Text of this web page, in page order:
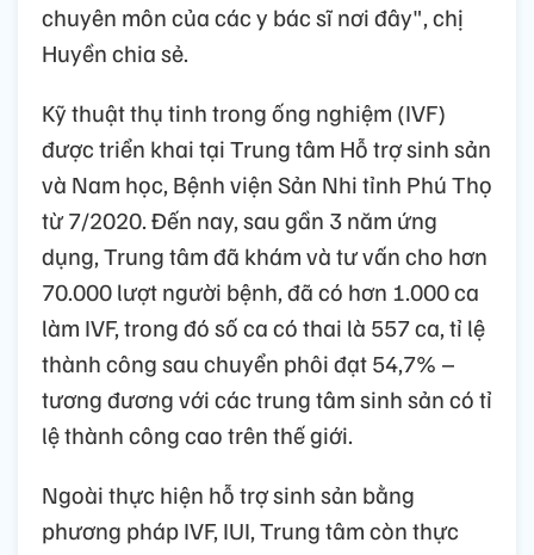
chuyên môn của các y bác sĩ nơi đây", chị
Huyền chia sẻ.
Kỹ thuật thụ tinh trong ống nghiệm (IVF)
được triển khai tại Trung tâm Hỗ trợ sinh sản
và Nam học, Bệnh viện Sản Nhi tỉnh Phú Thọ
từ 7/2020. Đến nay, sau gần 3 năm ứng
dụng, Trung tâm đã khám và tư vấn cho hơn
70.000 lượt người bệnh, đã có hơn 1.000 ca
làm IVF, trong đó số ca có thai là 557 ca, tỉ lệ
thành công sau chuyển phôi đạt 54,7% –
tương đương với các trung tâm sinh sản có tỉ
lệ thành công cao trên thế giới.
Ngoài thực hiện hỗ trợ sinh sản bằng
phương pháp IVF, IUI, Trung tâm còn thực